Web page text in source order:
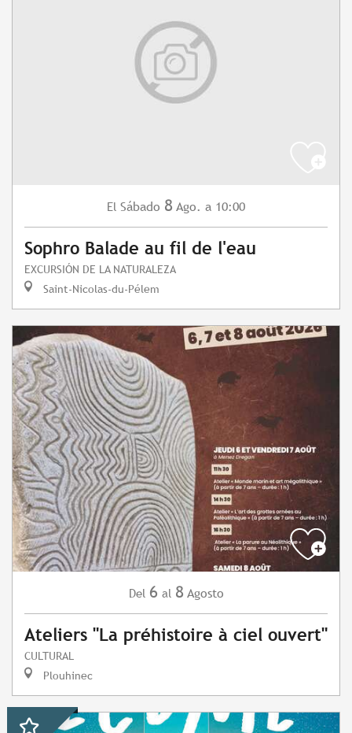
El Sábado 8 Ago. a 10:00
Sophro Balade au fil de l'eau
EXCURSIÓN DE LA NATURALEZA
Saint-Nicolas-du-Pélem
Del 6 al 8 Agosto
Ateliers "La préhistoire à ciel ouvert"
CULTURAL
Plouhinec